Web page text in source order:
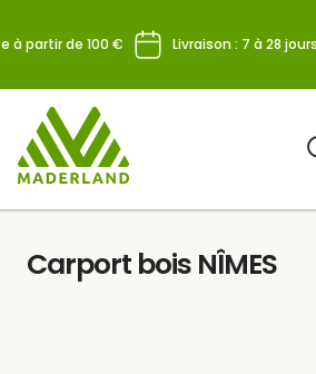
toà partir de 100 € Livraison : 7 à 28 jours
Carport bois NÎMES